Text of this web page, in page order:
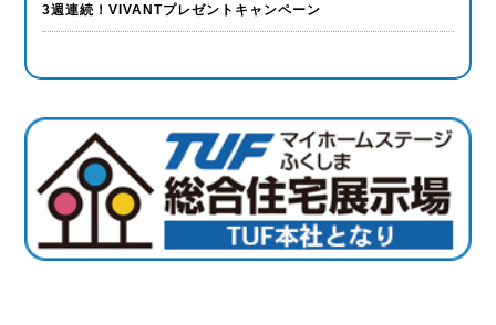
3週連続！VIVANTプレゼントキャンペーン